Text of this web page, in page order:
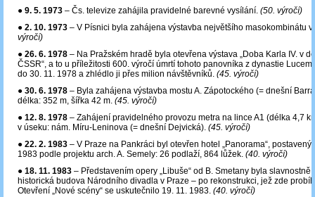
● 9. 5. 1973 – Čs. televize zahájila pravidelné barevné vysílání. (50. výročí)
● 2. 10. 1973 – V Písnici byla zahájena výstavba největšího masokombinátu
výročí)
● 26. 6. 1978 – Na Pražském hradě byla otevřena výstava „Doba Karla IV. v
ČSSR“, a to u příležitosti 600. výročí úmrtí tohoto panovníka z dynastie
do 30. 11. 1978 a zhlédlo ji přes milion návštěvníků. (45. výročí)
● 30. 6. 1978 – Byla zahájena výstavba mostu A. Zápotockého (= dnešní
délka: 352 m, šířka 42 m. (45. výročí)
● 12. 8. 1978 – Zahájení pravidelného provozu metra na lince A1 (délka 4,7
v úseku: nám. Míru-Leninova (= dnešní Dejvická). (45. výročí)
● 22. 2. 1983 – V Praze na Pankráci byl otevřen hotel „Panorama“, postavený
1983 podle projektu arch. A. Semely: 26 podlaží, 864 lůžek. (40. výročí)
● 18. 11. 1983 – Představením opery „Libuše“ od B. Smetany byla slavnostně
historická budova Národního divadla v Praze – po rekonstrukci, jež zde
Otevření „Nové scény“ se uskutečnilo 19. 11. 1983. (40. výročí)